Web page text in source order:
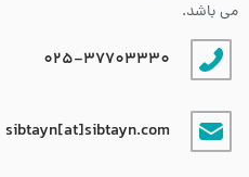
می باشد.
025-37703330
sibtayn[at]sibtayn.com